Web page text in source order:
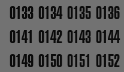
0133 0134 0135 0136
0141 0142 0143 0144
0149 0150 0151 0152